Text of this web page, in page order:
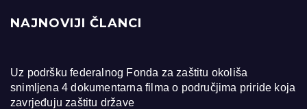
NAJNOVIJI ČLANCI
Uz podršku federalnog Fonda za zaštitu okoliša
snimljena 4 dokumentarna filma o područjima priride koja
zavrjeđuju zaštitu države